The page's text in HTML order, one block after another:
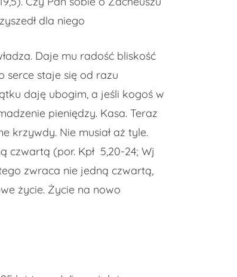
dla niego
Daje mu radość bliskość
serce staje się od razu
daję ubogim, a jeśli kogoś w
pieniędzy. Kasa. Teraz
krzywdy. Nie musiał aż tyle.
czwartą (por. Kpł 5,20-24; Wj
zwraca nie jedną czwartą,
życie. Życie na nowo